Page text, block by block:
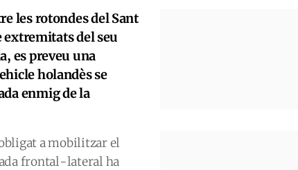
les rotondes del Sant
extremitats del seu
es preveu una
holandès se
enmig de la
a mobilitzar el
frontal-lateral ha